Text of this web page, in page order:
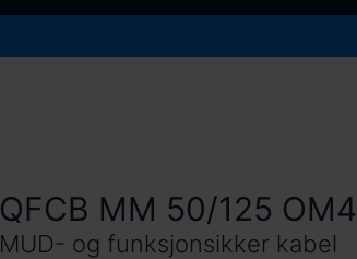
QFCB MM 50/125 OM4
MUD- og funksjonsikker kabel